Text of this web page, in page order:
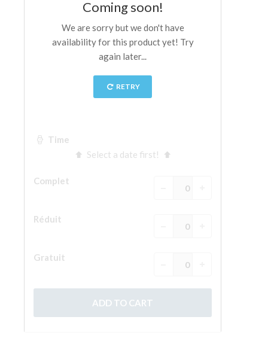
Les autres Musées
Le Musée national du Bargello
Galerie de l'Académie
La Galerie Palatine
Les Chapelles Médicis
Opificio delle Pietre Dure
Santa Maria Novella